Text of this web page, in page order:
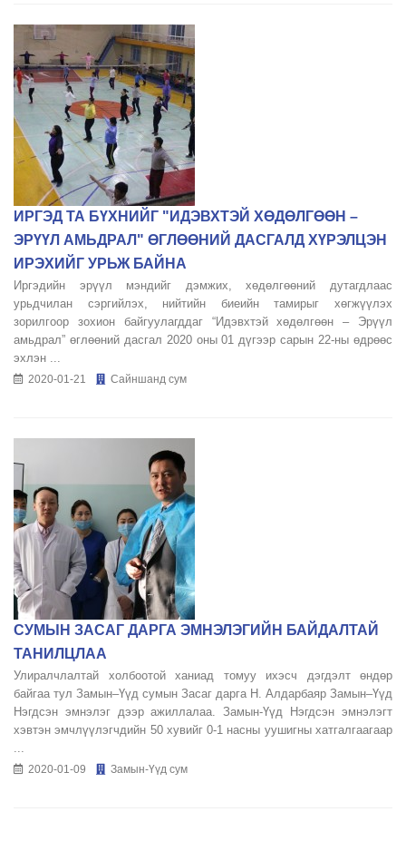
ИРГЭД ТА БҮХНИЙГ "ИДЭВХТЭЙ ХӨДӨЛГӨӨН –
ЭРҮҮЛ АМЬДРАЛ" ӨГЛӨӨНИЙ ДАСГАЛД ХҮРЭЛЦЭН
ИРЭХИЙГ УРЬЖ БАЙНА
Иргэдийн эрүүл мэндийг дэмжих, хөдөлгөөний дутагдлаас
урьдчилан сэргийлэх, нийтийн биеийн тамирыг хөгжүүлэх
зорилгоор зохион байгуулагддаг “Идэвхтэй хөдөлгөөн – Эрүүл
амьдрал” өглөөний дасгал 2020 оны 01 дүгээр сарын 22-ны өдрөөс
эхлэн ...
2020-01-21 Сайншанд сум
СУМЫН ЗАСАГ ДАРГА ЭМНЭЛЭГИЙН БАЙДАЛТАЙ
ТАНИЛЦЛАА
Улиралчлалтай холбоотой ханиад томуу ихэсч дэгдэлт өндөр
байгаа тул Замын–Үүд сумын Засаг дарга Н. Алдарбаяр Замын–Үүд
Нэгдсэн эмнэлэг дээр ажиллалаа. Замын-Үүд Нэгдсэн эмнэлэгт
хэвтэн эмчлүүлэгчдийн 50 хувийг 0-1 насны уушигны хатгалгаагаар
...
2020-01-09 Замын-Үүд сум